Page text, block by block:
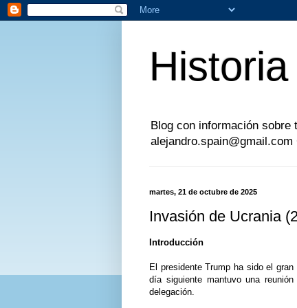
Blog con información
martes, 21 de octubre de 2025
Invasión de Ucrania
Introducción
El presidente Trump ha sido el
día siguiente mantuvo una
delegación.